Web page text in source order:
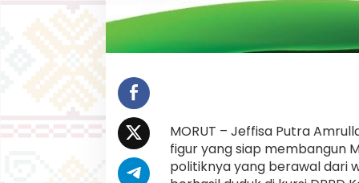
B
t
i
P
MORUT – Jeffisa Putra
figur yang siap membangun
politiknya yang berawal dari